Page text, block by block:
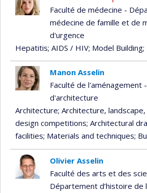
Currently
recruiting
Faculté de médecine -
médecine de famille et de
d'urgence
Hepatitis; AIDS / HIV; Model Building;
Manon Asselin
Faculté de l'aménagement
d'architecture
Architecture; Architecture,
design competitions; Architectural
facilities; Materials and techniques;
Olivier Asselin
Faculté des arts et des
Département d’histoire de